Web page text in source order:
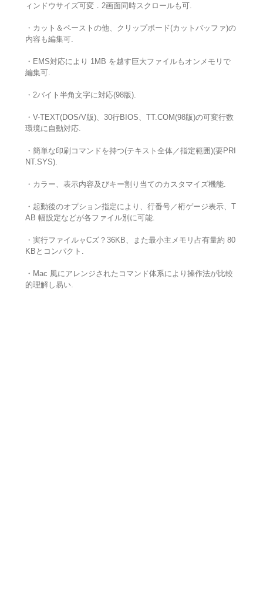
ィンドウサイズ可変．2画面同時スクロールも可.
・カット＆ペーストの他、クリップボード(カットバッファ)の
内容も編集可.
・EMS対応により 1MB を越す巨大ファイルもオンメモリで
編集可.
・2バイト半角文字に対応(98版).
・V-TEXT(DOS/V版)、30行BIOS、TT.COM(98版)の可変行数
環境に自動対応.
・簡単な印刷コマンドを持つ(テキスト全体／指定範囲)(要PRI
NT.SYS).
・カラー、表示内容及びキー割り当てのカスタマイズ機能.
・起動後のオプション指定により、行番号／桁ゲージ表示、T
AB 幅設定などが各ファイル別に可能.
・実行ファイルャCズ？36KB、また最小主メモリ占有量約 80
KBとコンパクト.
・Mac 風にアレンジされたコマンド体系により操作法が比較
的理解し易い.